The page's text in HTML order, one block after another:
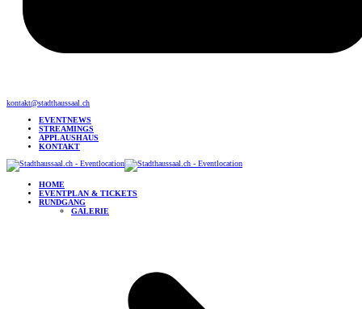
kontakt@stadthaussaal.ch
EVENTNEWS
STREAMINGS
APPLAUSHAUS
KONTAKT
HOME
EVENTPLAN & TICKETS
RUNDGANG
GALERIE